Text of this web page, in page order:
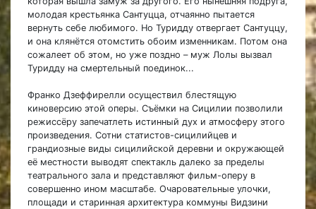
молодая крестьянка Сантуцца, отчаянно пытается
вернуть себе любимого. Но Туридду отвергает Сантуццу,
и она клянётся отомстить обоим изменникам. Потом она
сожалеет об этом, но уже поздно – муж Лолы вызвал
Туридду на смертельный поединок...
Франко Дзеффирелли осуществил блестящую
киноверсию этой оперы. Съёмки на Сицилии позволили
режиссёру запечатлеть истинный дух и атмосферу этого
произведения. Сотни статистов-сицилийцев и
грандиозные виды сицилийской деревни и окружающей
её местности выводят спектакль далеко за пределы
театрального зала и представляют фильм-оперу в
совершенно ином масштабе. Очаровательные улочки,
площади и старинная архитектура коммуны Видзини